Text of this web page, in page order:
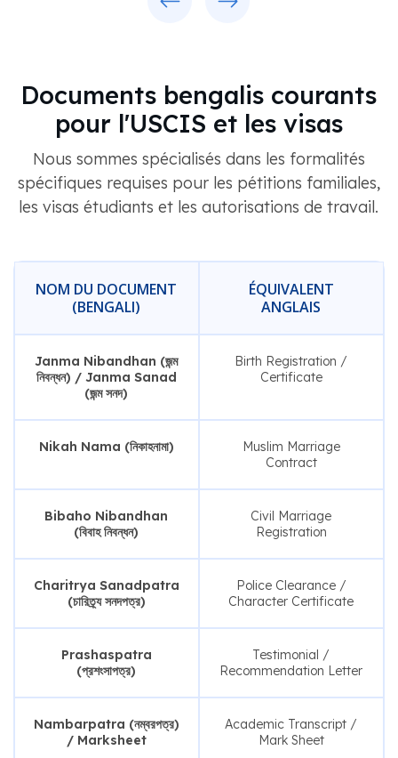
Documents bengalis courants
pour l'USCIS et les visas
Nous sommes spécialisés dans les formalités
spécifiques requises pour les pétitions familiales,
les visas étudiants et les autorisations de travail.
NOM DU DOCUMENT
(BENGALI)
ÉQUIVALENT
ANGLAIS
Janma Nibandhan (জন্ম
নিবন্ধন) / Janma Sanad
(জন্ম সনদ)
Birth Registration /
Certificate
Nikah Nama (নিকাহনামা)
Muslim Marriage
Contract
Bibaho Nibandhan
(বিবাহ নিবন্ধন)
Civil Marriage
Registration
Charitrya Sanadpatra
(চারিত্র্য সনদপত্র)
Police Clearance /
Character Certificate
Prashaspatra
(প্রশংসাপত্র)
Testimonial /
Recommendation Letter
Nambarpatra (নম্বরপত্র)
/ Marksheet
Academic Transcript /
Mark Sheet